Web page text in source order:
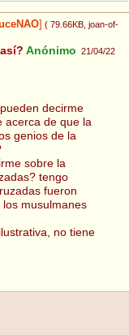
( 79.66KB , joan-of-
Anónimo 21/04/22
decirme
acerca de que la
genios de la
sobre la
tengo
fueron
musulmanes
no tiene